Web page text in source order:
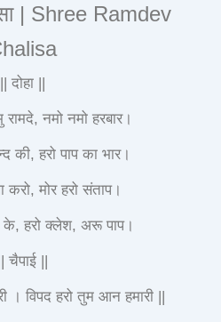
| Shree Ramdev
|| दोहा ||
नमो नमो हरबार।
की, हरो पाप का भार।
करो, मोर हरो संताप।
के, हरो क्लेश, अरू पाप।
चैपाई ||
। विपद हरो तुम आन हमारी ||